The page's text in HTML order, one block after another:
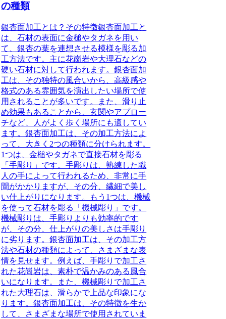
の種類
銀杏面加工とは？その特徴銀杏面加工と
は、石材の表面に金槌やタガネを用い
て、銀杏の葉を連想させる模様を彫る加
工方法です。主に花崗岩や大理石などの
硬い石材に対して行われます。銀杏面加
工は、その独特の風合いから、高級感や
格式のある雰囲気を演出したい場所で使
用されることが多いです。また、滑り止
め効果もあることから、玄関やアプロー
チなど、人がよく歩く場所にも適してい
ます。銀杏面加工は、その加工方法によ
って、大きく2つの種類に分けられます。
1つは、金槌やタガネで直接石材を彫る
「手彫り」です。手彫りは、熟練した職
人の手によって行われるため、非常に手
間がかかりますが、その分、繊細で美し
い仕上がりになります。もう1つは、機械
を使って石材を彫る「機械彫り」です。
機械彫りは、手彫りよりも効率的です
が、その分、仕上がりの美しさは手彫り
に劣ります。銀杏面加工は、その加工方
法や石材の種類によって、さまざまな表
情を見せます。例えば、手彫りで加工さ
れた花崗岩は、素朴で温かみのある風合
いになります。また、機械彫りで加工さ
れた大理石は、滑らかで上品な印象にな
ります。銀杏面加工は、その特徴を生か
して、さまざまな場所で使用されていま